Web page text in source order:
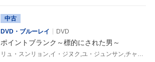
中古
DVD・ブルーレイ
DVD
ポイントブランク～標的にされた男～